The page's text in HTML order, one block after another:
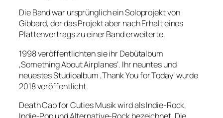
Die Band war ursprünglich ein Soloprojekt von
Gibbard, der das Projekt aber nach Erhalt eines
Plattenvertrags zu einer Band erweiterte.
1998 veröffentlichten sie ihr Debütalbum
‚Something About Airplanes‘. Ihr neuntes und
neuestes Studioalbum ‚Thank You for Today‘ wurde
2018 veröffentlicht.
Death Cab for Cuties Musik wird als Indie-Rock,